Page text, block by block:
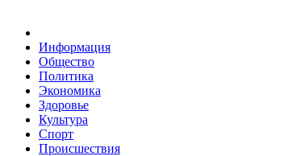
Информация
Общество
Политика
Экономика
Здоровье
Культура
Спорт
Происшествия